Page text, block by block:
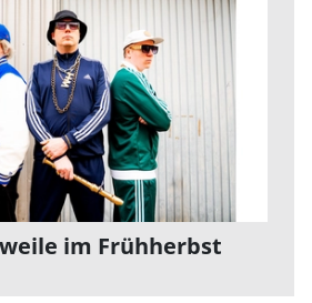
im Frühherbst